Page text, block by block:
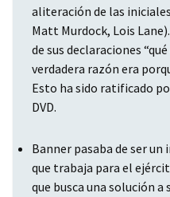
aliteración de las
Matt Murdock, Lois
de sus declaraciones
verdadera razón era
Esto ha sido ratificado
DVD.
Banner pasaba de ser
que trabaja para el
que busca una solución